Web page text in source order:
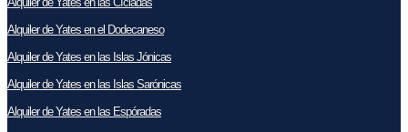
Alquiler de Yates en el Dodecaneso
Alquiler de Yates en las Islas Jónicas
Alquiler de Yates en las Islas Sarónicas
Alquiler de Yates en las Espóradas